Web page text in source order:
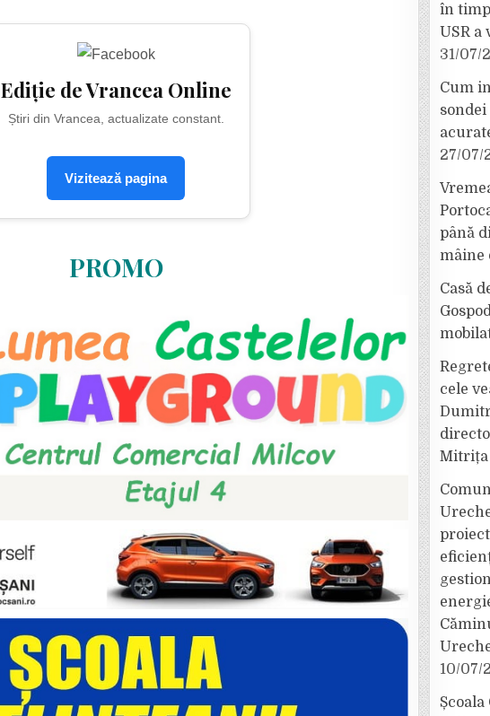
Ediție de Vrancea Online
Știri din Vrancea, actualizate constant.
Vizitează pagina
PROMO
în
USR a
31/07/
Cum
27/07/
până
mâine
Casă
cele
Mitrița
10/07/